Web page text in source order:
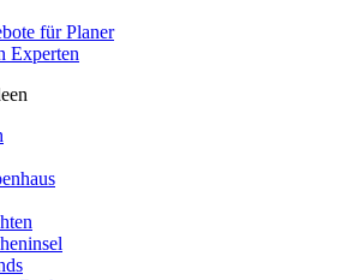
für Planer
Experten